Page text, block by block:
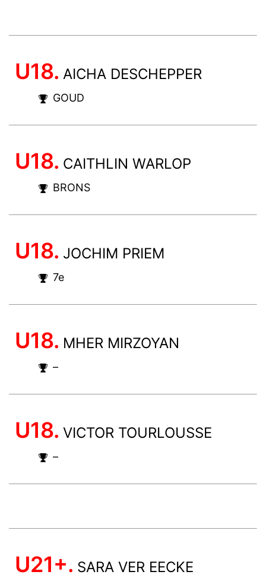
U18. AICHA DESCHEPPER
GOUD
U18. CAITHLIN WARLOP
BRONS
U18. JOCHIM PRIEM
7e
U18. MHER MIRZOYAN
–
U18. VICTOR TOURLOUSSE
–
U21+. SARA VER EECKE